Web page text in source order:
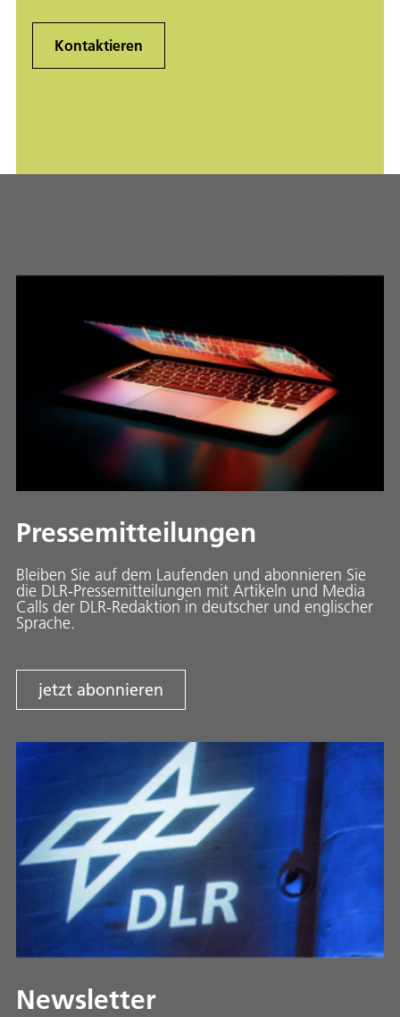
Kontaktieren
Pressemitteilungen
Bleiben Sie auf dem Laufenden und abonnieren Sie
die DLR-Pressemitteilungen mit Artikeln und Media
Calls der DLR-Redaktion in deutscher und englischer
Sprache.
jetzt abonnieren
Newsletter